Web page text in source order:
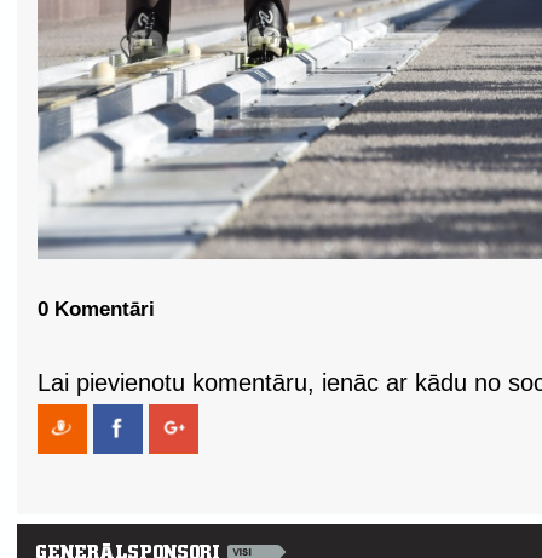
0 Komentāri
Lai pievienotu komentāru, ienāc ar kādu no